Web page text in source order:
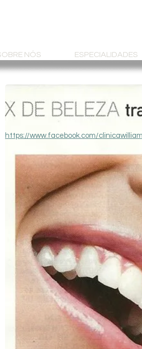
NÓS ESPECIALIDADES
https://www.facebook.com/